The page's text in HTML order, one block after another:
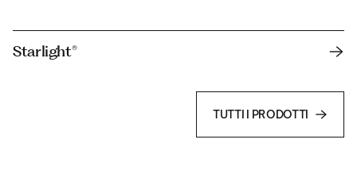
Starlight®
TUTTI I PRODOTTI